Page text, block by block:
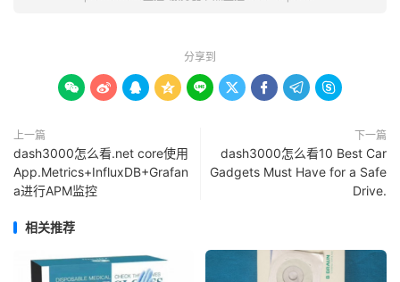
分享到
        
上一篇
dash3000怎么看.net core使用
App.Metrics+InfluxDB+Grafan
a进行APM监控
下一篇
dash3000怎么看10 Best Car
Gadgets Must Have for a Safe
Drive.
相关推荐